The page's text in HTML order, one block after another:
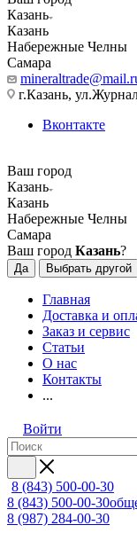
Казань
Казань
Набережные Челны
Самара
г.Казань,
Вконтакте
Ваш город
Казань
Казань
Набережные Челны
Самара
Ваш город Казань?
Да Выбрать другой
Главная
Доставка и
Заказ и сервис
Статьи
О нас
Контакты
...
Войти
8 (843) 500-00-30
8 (843) 500-00-30
8 (987) 284-00-30